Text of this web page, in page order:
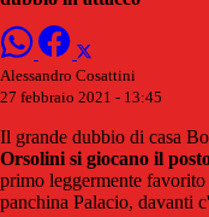
Alessandro Cosattini
27 febbraio 2021 - 13:45
Il grande dubbio di casa
Orsolini si giocano il
primo leggermente favorito
panchina Palacio, davanti